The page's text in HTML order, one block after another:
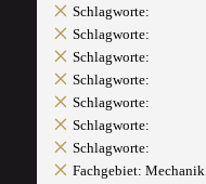
Schlagworte:
Schlagworte:
Schlagworte:
Schlagworte:
Schlagworte:
Schlagworte:
Schlagworte:
Fachgebiet: Mechanik